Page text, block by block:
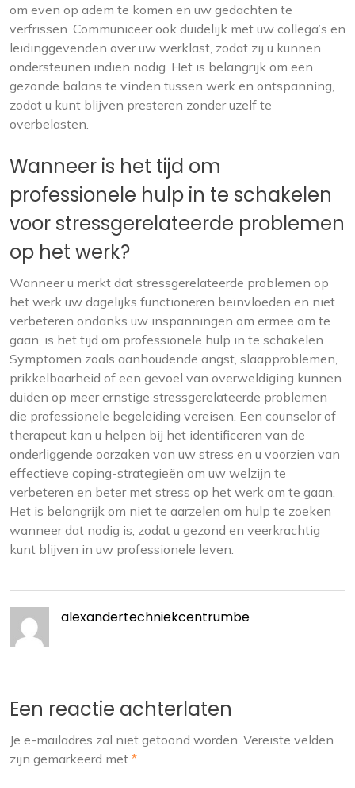
om even op adem te komen en uw gedachten te
verfrissen. Communiceer ook duidelijk met uw collega’s en
leidinggevenden over uw werklast, zodat zij u kunnen
ondersteunen indien nodig. Het is belangrijk om een
gezonde balans te vinden tussen werk en ontspanning,
zodat u kunt blijven presteren zonder uzelf te
overbelasten.
Wanneer is het tijd om
professionele hulp in te schakelen
voor stressgerelateerde problemen
op het werk?
Wanneer u merkt dat stressgerelateerde problemen op
het werk uw dagelijks functioneren beïnvloeden en niet
verbeteren ondanks uw inspanningen om ermee om te
gaan, is het tijd om professionele hulp in te schakelen.
Symptomen zoals aanhoudende angst, slaapproblemen,
prikkelbaarheid of een gevoel van overweldiging kunnen
duiden op meer ernstige stressgerelateerde problemen
die professionele begeleiding vereisen. Een counselor of
therapeut kan u helpen bij het identificeren van de
onderliggende oorzaken van uw stress en u voorzien van
effectieve coping-strategieën om uw welzijn te
verbeteren en beter met stress op het werk om te gaan.
Het is belangrijk om niet te aarzelen om hulp te zoeken
wanneer dat nodig is, zodat u gezond en veerkrachtig
kunt blijven in uw professionele leven.
alexandertechniekcentrumbe
Een reactie achterlaten
Je e-mailadres zal niet getoond worden. Vereiste velden
zijn gemarkeerd met *